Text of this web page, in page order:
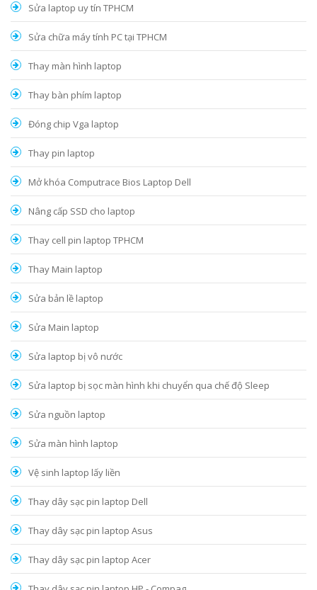
Sửa laptop uy tín TPHCM
Sửa chữa máy tính PC tại TPHCM
Thay màn hình laptop
Thay bàn phím laptop
Đóng chip Vga laptop
Thay pin laptop
Mở khóa Computrace Bios Laptop Dell
Nâng cấp SSD cho laptop
Thay cell pin laptop TPHCM
Thay Main laptop
Sửa bản lề laptop
Sửa Main laptop
Sửa laptop bị vô nước
Sửa laptop bị sọc màn hình khi chuyển qua chế độ Sleep
Sửa nguồn laptop
Sửa màn hình laptop
Vệ sinh laptop lấy liền
Thay dây sạc pin laptop Dell
Thay dây sạc pin laptop Asus
Thay dây sạc pin laptop Acer